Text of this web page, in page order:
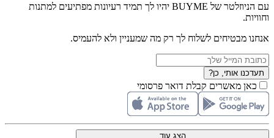
עם הניוזלטר של BUYME יהיו לך תמיד רעיונות מפתיעים למתנות
וחוויות.
אנחנו מבטיחים לשלוח לך רק מה שמעניין ולא להעמיס.
תעדכנו אותי, כן?
כאן מאשרים קבלת דואר פרסומי
הצג עוד